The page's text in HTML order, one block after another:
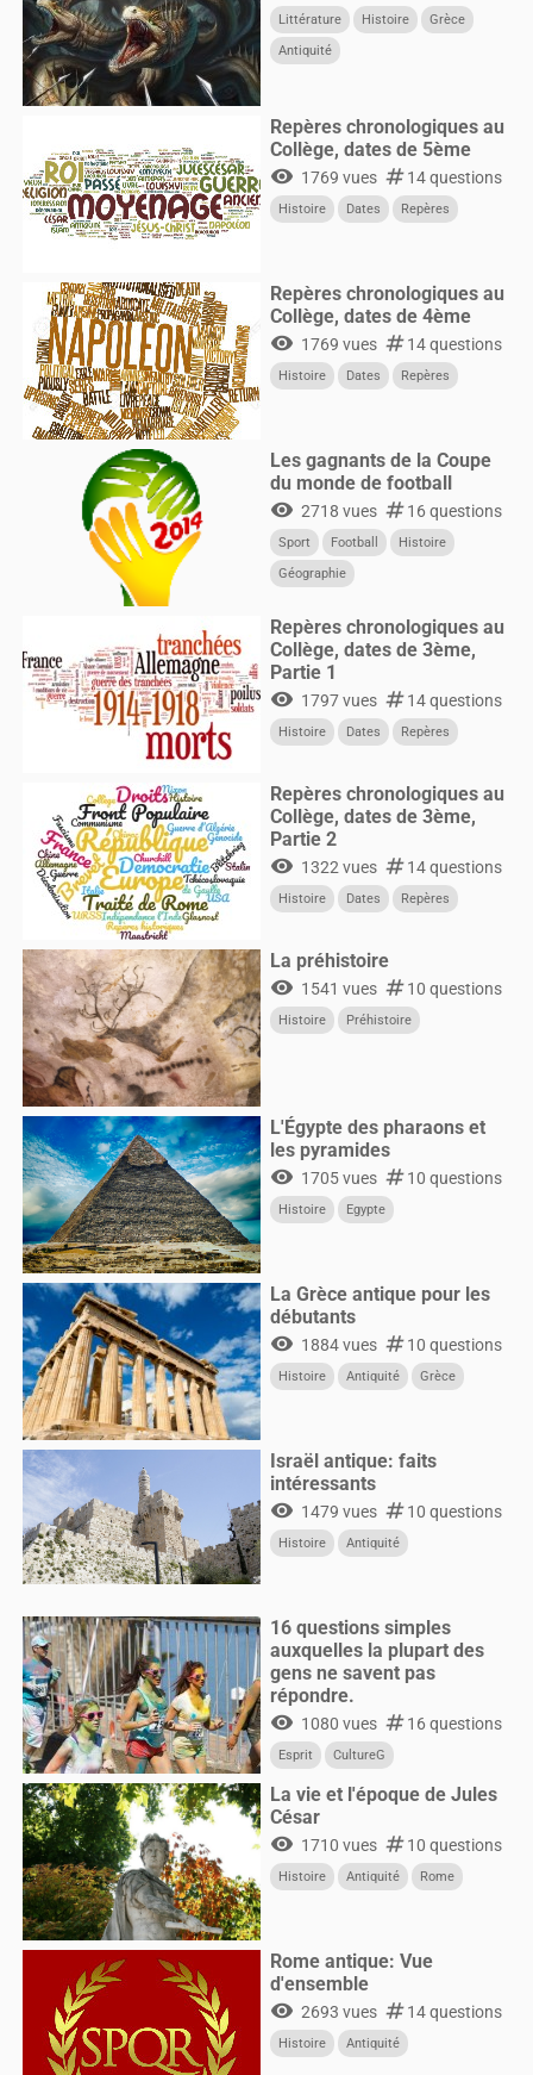
Littérature Histoire
Grèce
Antiquité
Repères chronologiques au
Collège, dates de 5ème
visibility 1769 vues numbers14 questions
Histoire Dates Repères
Repères chronologiques au
Collège, dates de 4ème
visibility 1769 vues numbers14 questions
Histoire Dates Repères
Les gagnants de la Coupe
du monde de football
visibility 2718 vues numbers16 questions
Sport Football
Histoire
Géographie
Repères chronologiques au
Collège, dates de 3ème,
Partie 1
visibility 1797 vues numbers14 questions
Histoire Dates Repères
Repères chronologiques au
Collège, dates de 3ème,
Partie 2
visibility 1322 vues numbers14 questions
Histoire Dates Repères
La préhistoire
visibility 1541 vues numbers10 questions
Histoire Préhistoire
L'Égypte des pharaons et
les pyramides
visibility 1705 vues numbers10 questions
Histoire Egypte
La Grèce antique pour les
débutants
visibility 1884 vues numbers10 questions
Histoire Antiquité Grèce
Israël antique: faits
intéressants
visibility 1479 vues numbers10 questions
Histoire Antiquité
16 questions simples
auxquelles la plupart des
gens ne savent pas
répondre.
visibility 1080 vues numbers16 questions
Esprit CultureG
La vie et l'époque de Jules
César
visibility 1710 vues numbers10 questions
Histoire Antiquité Rome
Rome antique: Vue
d'ensemble
visibility 2693 vues numbers14 questions
Histoire Antiquité